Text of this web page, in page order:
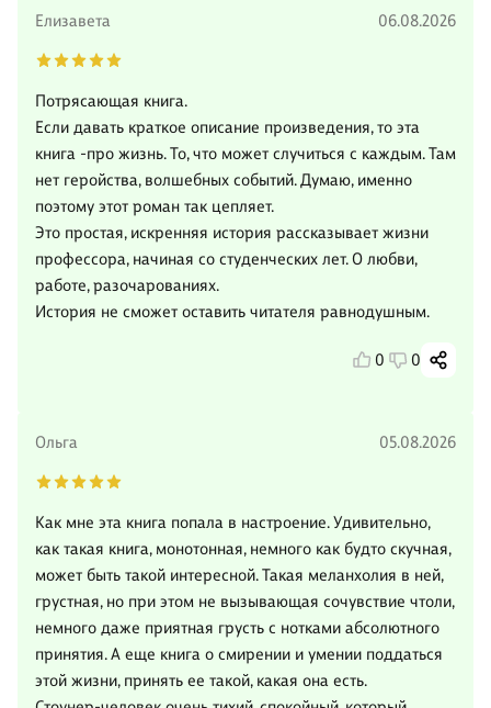
Елизавета 06.08.2026
Потрясающая книга.
Если давать краткое описание произведения, то эта
книга -про жизнь. То, что может случиться с каждым. Там
нет геройства, волшебных событий. Думаю, именно
поэтому этот роман так цепляет.
Это простая, искренняя история рассказывает жизни
профессора, начиная со студенческих лет. О любви,
работе, разочарованиях.
История не сможет оставить читателя равнодушным.
0 0
Ольга 05.08.2026
Как мне эта книга попала в настроение. Удивительно,
как такая книга, монотонная, немного как будто скучная,
может быть такой интересной. Такая меланхолия в ней,
грустная, но при этом не вызывающая сочувствие чтоли,
немного даже приятная грусть с нотками абсолютного
принятия. А еще книга о смирении и умении поддаться
этой жизни, принять ее такой, какая она есть.